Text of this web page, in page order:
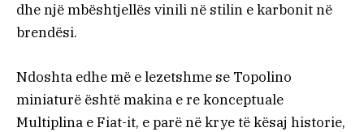
dhe një mbështjellës vinili në stilin e karbonit në
brendësi.
Ndoshta edhe më e lezetshme se Topolino
miniaturë është makina e re konceptuale
Multiplina e Fiat-it, e parë në krye të kësaj historie,